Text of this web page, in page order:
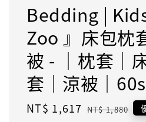
Bedding |
Zoo 』床包枕
被 - ｜枕套｜
套｜涼被｜
Sale
NT$ 1,617 Regular
NT$ 1,880